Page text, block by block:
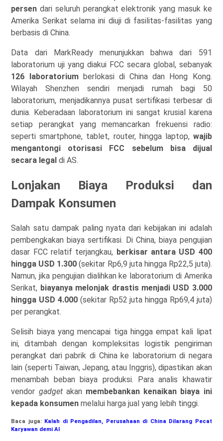
persen dari seluruh perangkat elektronik yang masuk ke
Amerika Serikat selama ini diuji di fasilitas-fasilitas yang
berbasis di China.
Data dari MarkReady menunjukkan bahwa dari 591
laboratorium uji yang diakui FCC secara global, sebanyak
126 laboratoriumberlokasi di China dan Hong Kong.
Wilayah Shenzhen sendiri menjadi rumah bagi 50
laboratorium, menjadikannya pusat sertifikasi terbesar di
dunia. Keberadaan laboratorium ini sangat krusial karena
setiap perangkat yang memancarkan frekuensi radio:
seperti smartphone, tablet, router, hingga laptop, wajib
mengantongi otorisasi FCC sebelum bisa dijual
secara legal di AS.
Lonjakan Biaya Produksi dan
Dampak Konsumen
Salah satu dampak paling nyata dari kebijakan ini adalah
pembengkakan biaya sertifikasi. Di China, biaya pengujian
dasar FCC relatif terjangkau, berkisar antara USD 400
hingga USD 1.300 (sekitar Rp6,9 juta hingga Rp22,5 juta).
Namun, jika pengujian dialihkan ke laboratorium di Amerika
Serikat, biayanya melonjak drastis menjadi USD 3.000
hingga USD 4.000(sekitar Rp52 juta hingga Rp69,4 juta)
per perangkat.
Selisih biaya yang mencapai tiga hingga empat kali lipat
ini, ditambah dengan kompleksitas logistik pengiriman
perangkat dari pabrik di China ke laboratorium di negara
lain (seperti Taiwan, Jepang, atau Inggris), dipastikan akan
menambah beban biaya produksi. Para analis khawatir
vendor gadget akan membebankan kenaikan biaya ini
kepada konsumen melalui harga jual yang lebih tinggi.
Baca juga: Kalah di Pengadilan, Perusahaan di China Dilarang Pecat
Karyawan demi AI